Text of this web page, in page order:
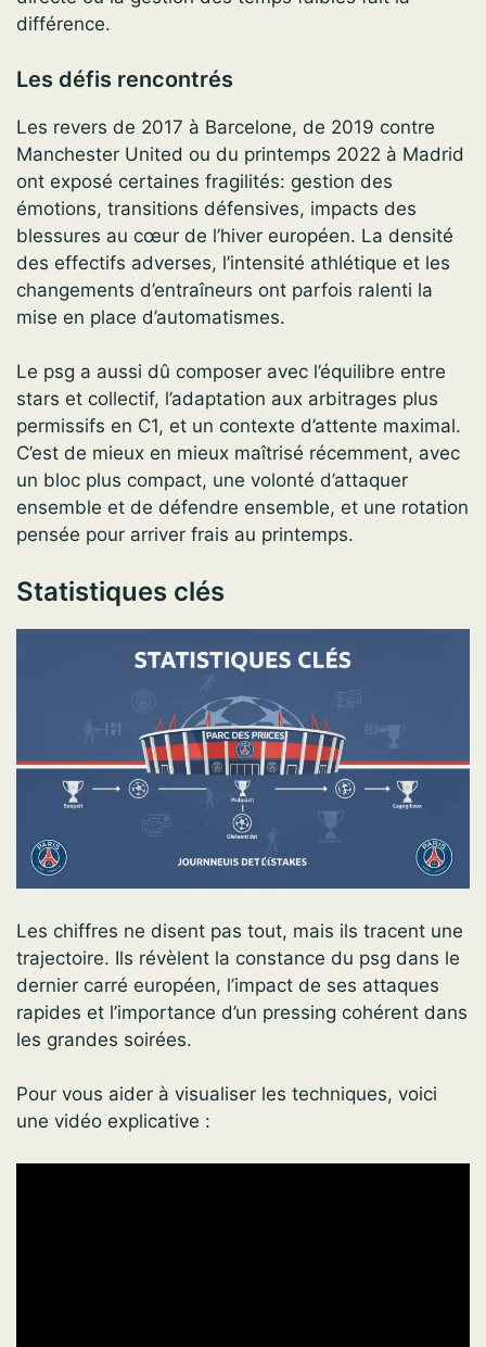
différence.
Les défis rencontrés
Les revers de 2017 à Barcelone, de 2019 contre
Manchester United ou du printemps 2022 à Madrid
ont exposé certaines fragilités: gestion des
émotions, transitions défensives, impacts des
blessures au cœur de l’hiver européen. La densité
des effectifs adverses, l’intensité athlétique et les
changements d’entraîneurs ont parfois ralenti la
mise en place d’automatismes.
Le psg a aussi dû composer avec l’équilibre entre
stars et collectif, l’adaptation aux arbitrages plus
permissifs en C1, et un contexte d’attente maximal.
C’est de mieux en mieux maîtrisé récemment, avec
un bloc plus compact, une volonté d’attaquer
ensemble et de défendre ensemble, et une rotation
pensée pour arriver frais au printemps.
Statistiques clés
Les chiffres ne disent pas tout, mais ils tracent une
trajectoire. Ils révèlent la constance du psg dans le
dernier carré européen, l’impact de ses attaques
rapides et l’importance d’un pressing cohérent dans
les grandes soirées.
Pour vous aider à visualiser les techniques, voici
une vidéo explicative :